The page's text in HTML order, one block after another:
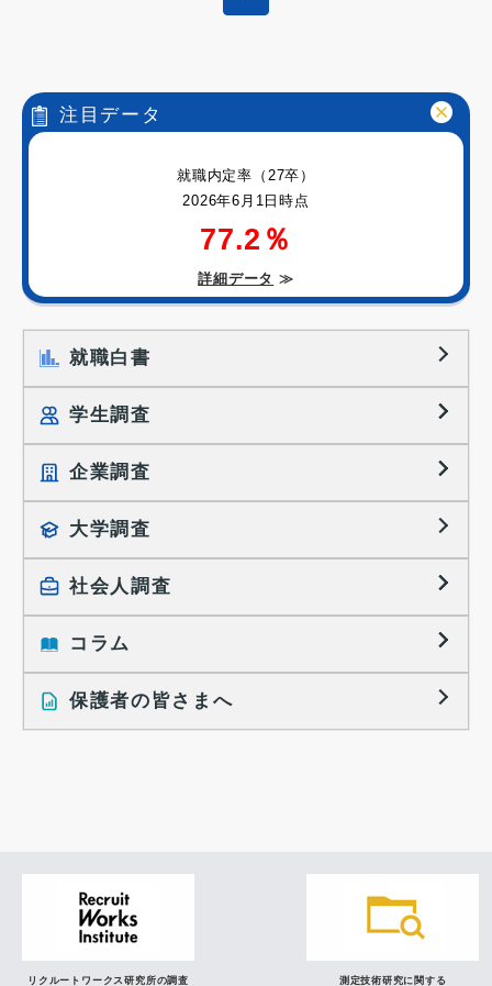
注目データ
就職内定率（27卒）
2026年6月1日時点
77.2％
詳細データ ≫
就職白書
学生調査
就職プロセス調査
就職活動TOPICS
大学生の実態調査
働きたい組織の特徴
大学生の地域間移動レポート
就職活動に関するレポート
企業調査
採用に関する調査
採用活動に関するレポート
大学調査
社会人調査
就職活動と入社後の就業
就業レディネス研究
コラム
インタビュー記事
保護者の皆さまへ
リクルートワークス研究所の調査 測定技術研究に関する